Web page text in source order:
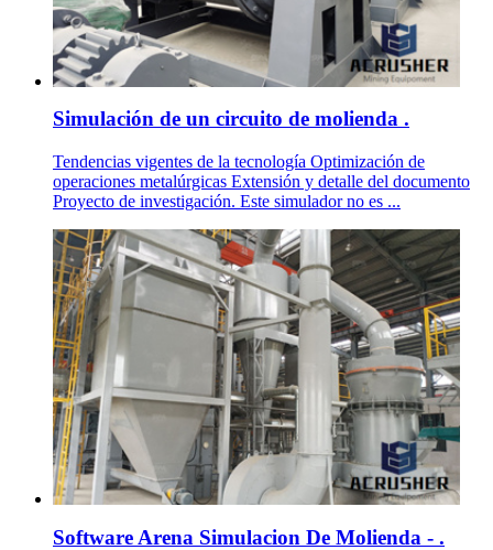
Simulación de un circuito de molienda .
Tendencias vigentes de la tecnología Optimización de
operaciones metalúrgicas Extensión y detalle del documento
Proyecto de investigación. Este simulador no es ...
Software Arena Simulacion De Molienda - .